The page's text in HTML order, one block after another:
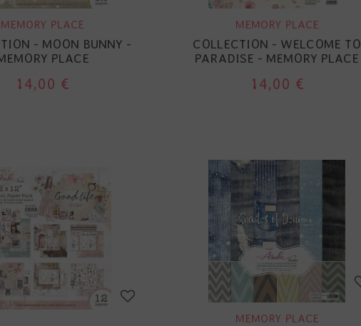
MEMORY PLACE
- MOON BUNNY -
PLACE
14,00 €
MEMORY PLACE
COLLECTION - WELCOME TO
PARADISE - MEMORY PLACE
14,00 €
MEMORY PLACE